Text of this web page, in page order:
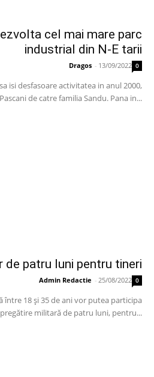
cel mai mare parc
industrial din N-E tarii
Dragos - 13/09/2022 0
isi desfasoare activitatea in anul 2000,
de catre familia Sandu. Pana in...
de patru luni pentru tineri
Admin Redactie - 25/08/2022 0
între 18 și 35 de ani vor putea participa
militară de patru luni, pentru...